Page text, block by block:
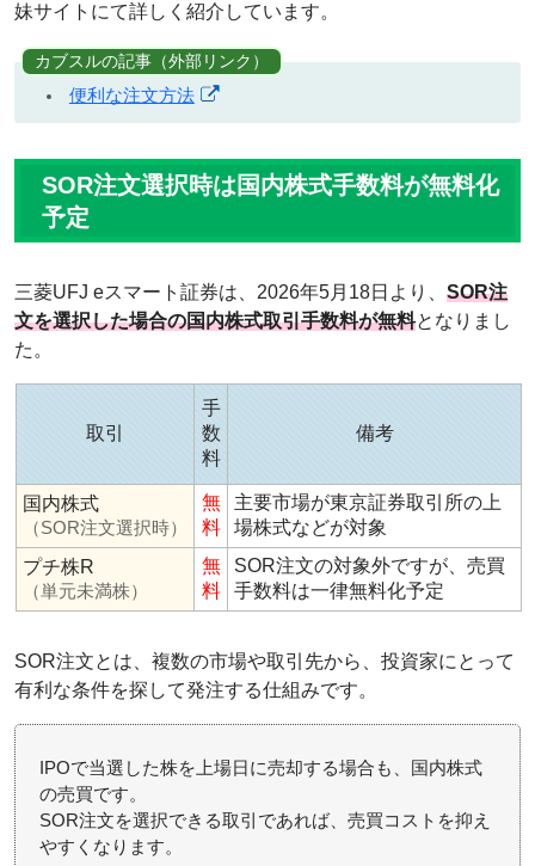
妹サイトにて詳しく紹介しています。
カブスルの記事（外部リンク）
便利な注文方法
SOR注文選択時は国内株式手数料が無料化
予定
三菱UFJ eスマート証券は、2026年5月18日より、 SOR注
文を選択した場合の国内株式取引手数料が無料となりまし
た。
取引
手
数
料
備考
国内株式
（SOR注文選択時）
無
料
主要市場が東京証券取引所の上
場株式などが対象
プチ株R
（単元未満株）
無
料
SOR注文の対象外ですが、売買
手数料は一律無料化予定
SOR注文とは、複数の市場や取引先から、投資家にとって
有利な条件を探して発注する仕組みです。
IPOで当選した株を上場日に売却する場合も、国内株式
の売買です。
SOR注文を選択できる取引であれば、売買コストを抑え
やすくなります。